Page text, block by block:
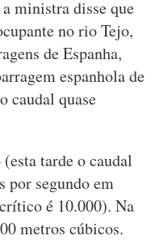
ministra disse que
no rio Tejo,
de Espanha,
espanhola de
caudal quase
tarde o caudal
por segundo em
é 10.000). Na
metros cúbicos.